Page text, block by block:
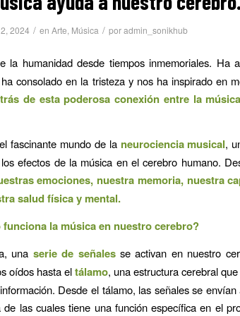
2024 / en Arte, Música / poradmin_sonikhub
humanidad desde tiempos inmemoriales. Ha
consolado en la tristeza y nos ha inspirado en
de esta poderosa conexión entre la
fascinante mundo de la neurociencia musical,
efectos de la música en el cerebro humano.
emociones, nuestra memoria, nuestra
salud física y mental.
funciona la música en nuestro cerebro?
una serie de señalesse activan en nuestro
oídos hasta eltálamo, una estructura cerebral
Desde el tálamo, las señales se
las cuales tiene una función específica en el